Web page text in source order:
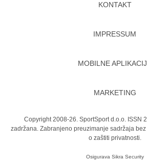
KONTAKT
IMPRESSUM
MOBILNE
MARKETING
Copyright 2008-26. SportSport d.o.o. ISSN
zadržana. Zabranjeno preuzimanje sadržaja
o zaštiti privatnosti.
Osigurava Sikra Security